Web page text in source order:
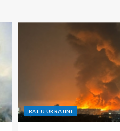
RAT U UKRAJINI